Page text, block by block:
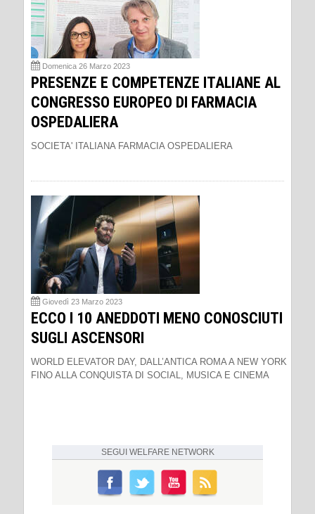
Domenica 26 Marzo 2023
PRESENZE E COMPETENZE ITALIANE AL
CONGRESSO EUROPEO DI FARMACIA
OSPEDALIERA
SOCIETA' ITALIANA FARMACIA OSPEDALIERA
Giovedì 23 Marzo 2023
ECCO I 10 ANEDDOTI MENO CONOSCIUTI
SUGLI ASCENSORI
WORLD ELEVATOR DAY, DALL’ANTICA ROMA A NEW YORK
FINO ALLA CONQUISTA DI SOCIAL, MUSICA E CINEMA
SEGUI WELFARE NETWORK